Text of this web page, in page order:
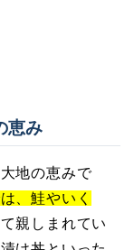
恵み
地の恵みで
、鮭やいく
親しまれてい